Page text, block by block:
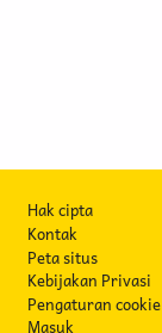
Hak cipta
Kontak
Peta situs
Kebijakan Privasi
Pengaturan cookie
Masuk